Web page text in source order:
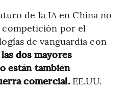
de la IA en China no
por el
de vanguardia con
las dos mayores
están también
comercial.EE.UU.